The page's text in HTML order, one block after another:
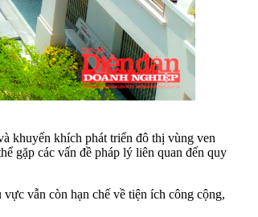
khuyến khích phát triển đô thị vùng ven
gặp các vấn đề pháp lý liên quan đến quy
vẫn còn hạn chế về tiện ích công cộng,